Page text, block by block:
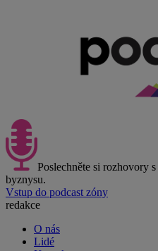
Poslechněte si rozhovory
byznysu.
Vstup do podcast zóny
redakce
O nás
Lidé